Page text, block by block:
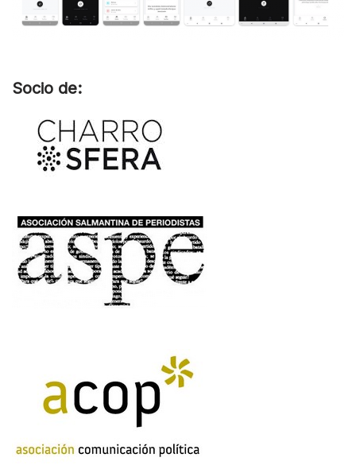
Socio de: